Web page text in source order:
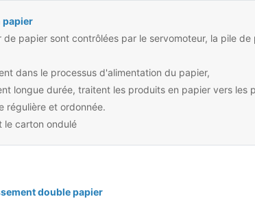
papier
de papier sont contrôlées par le servomoteur, la pile de
dans le processus d'alimentation du papier,
longue durée, traitent les produits en papier vers les
régulière et ordonnée.
le carton ondulé
double papier